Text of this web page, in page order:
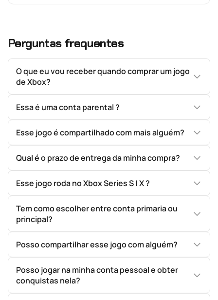
Perguntas frequentes
O que eu vou receber quando comprar um jogo
de Xbox?
Essa é uma conta parental ?
Esse jogo é compartilhado com mais alguém?
Qual é o prazo de entrega da minha compra?
Esse jogo roda no Xbox Series S | X ?
Tem como escolher entre conta primaria ou
principal?
Posso compartilhar esse jogo com alguém?
Posso jogar na minha conta pessoal e obter
conquistas nela?